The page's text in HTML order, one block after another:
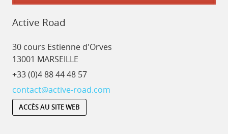
Active Road
30 cours Estienne d'Orves
13001 MARSEILLE
+33 (0)4 88 44 48 57
contact@active-road.com
ACCÈS AU SITE WEB